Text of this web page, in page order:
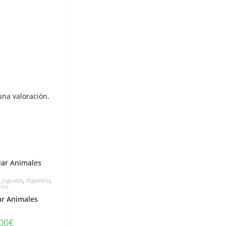
valoración.
Juguetes, Papelería,
Animales
€